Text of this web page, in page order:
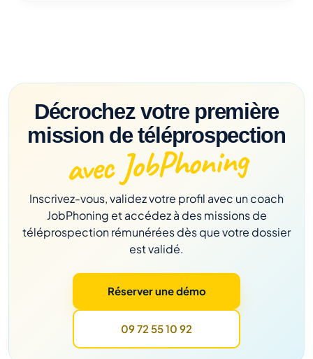
Décrochez votre première
mission de téléprospection
avec JobPhoning
Inscrivez-vous, validez votre profil avec un coach
JobPhoning et accédez à des missions de
téléprospection rémunérées dès que votre dossier
est validé.
Réserver une démo
09 72 55 10 92